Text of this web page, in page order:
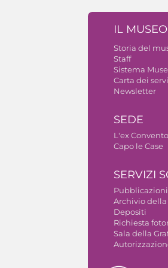
IL MUSEO
Storia del
Staff
Sistema
Carta dei
Newsletter
SEDE
L'ex
Capo le Case
SERVIZI
Pubblicazioni
Archivio della
Depositi
Richiesta
Sala della